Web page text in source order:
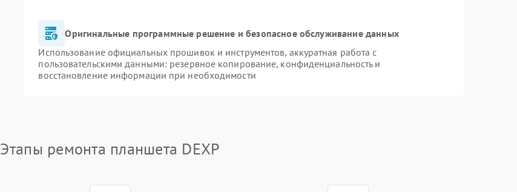
Оригинальные программные решение и безопасное обслуживание данных
Использование официальных прошивок и инструментов, аккуратная работа с
пользовательскими данными: резервное копирование, конфиденциальность и
восстановление информации при необходимости
Этапы ремонта планшета DEXP